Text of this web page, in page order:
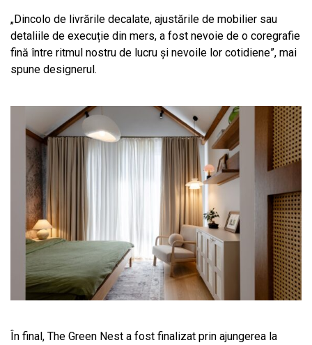
„Dincolo de livrările decalate, ajustările de mobilier sau
detaliile de execuție din mers, a fost nevoie de o coregrafie
fină între ritmul nostru de lucru și nevoile lor cotidiene”, mai
spune designerul.
În final, The Green Nest a fost finalizat prin ajungerea la